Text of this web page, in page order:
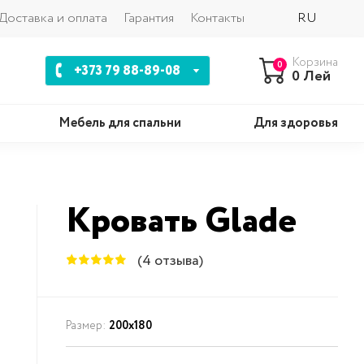
и оплата Гарантия Контакты RU
+373 79 88-89-08 0 Корзина
0 Лей
Мебель для спальни Для здоровья
Кровать Glade
(4 отзыва)
Размер: 200x180